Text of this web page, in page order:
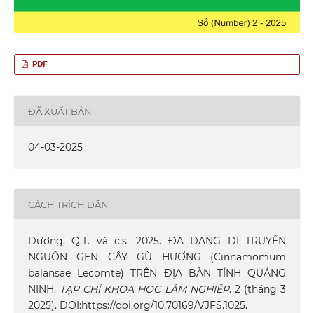
PDF
ĐÃ XUẤT BẢN
04-03-2025
CÁCH TRÍCH DẪN
Dương, Q.T. và c.s. 2025. ĐA DẠNG DI TRUYỀN
NGUỒN GEN CÂY GÙ HƯƠNG (Cinnamomum
balansae Lecomte) TRÊN ĐỊA BÀN TỈNH QUẢNG
NINH. TẠP CHÍ KHOA HỌC LÂM NGHIỆP. 2 (tháng 3
2025). DOI:https://doi.org/10.70169/VJFS.1025.